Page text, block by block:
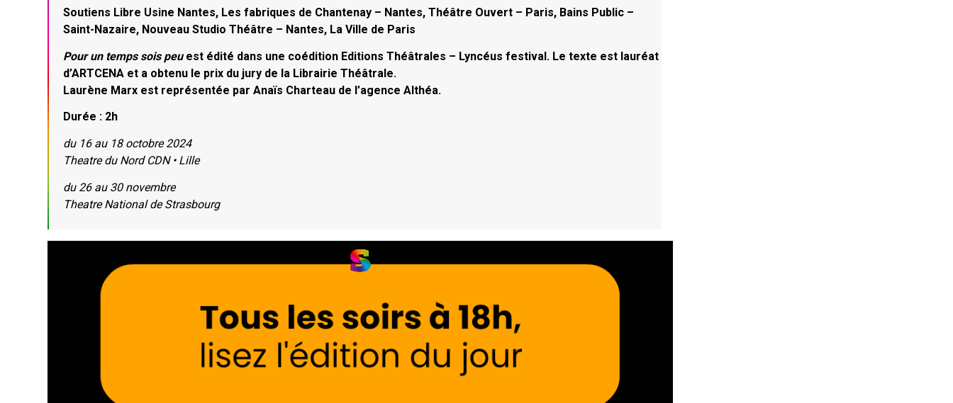
Soutiens Libre Usine Nantes, Les fabriques de Chantenay – Nantes, Théâtre Ouvert – Paris, Bains Public –
Saint-Nazaire, Nouveau Studio Théâtre – Nantes, La Ville de Paris
Pour un temps sois peuest édité dans une coédition Editions Théâtrales – Lyncéus festival. Le texte est lauréat
d’ARTCENA et a obtenu le prix du jury de la Librairie Théâtrale.
Laurène Marx est représentée par Anaïs Charteau de l’agence Althéa.
Durée : 2h
du 16 au 18 octobre 2024
Theatre du Nord CDN • Lille
du 26 au 30 novembre
Theatre National de Strasbourg